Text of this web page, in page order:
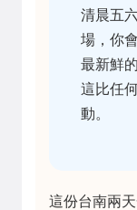
清晨五
場，你
最新鮮
這比任
動。
這份台南兩